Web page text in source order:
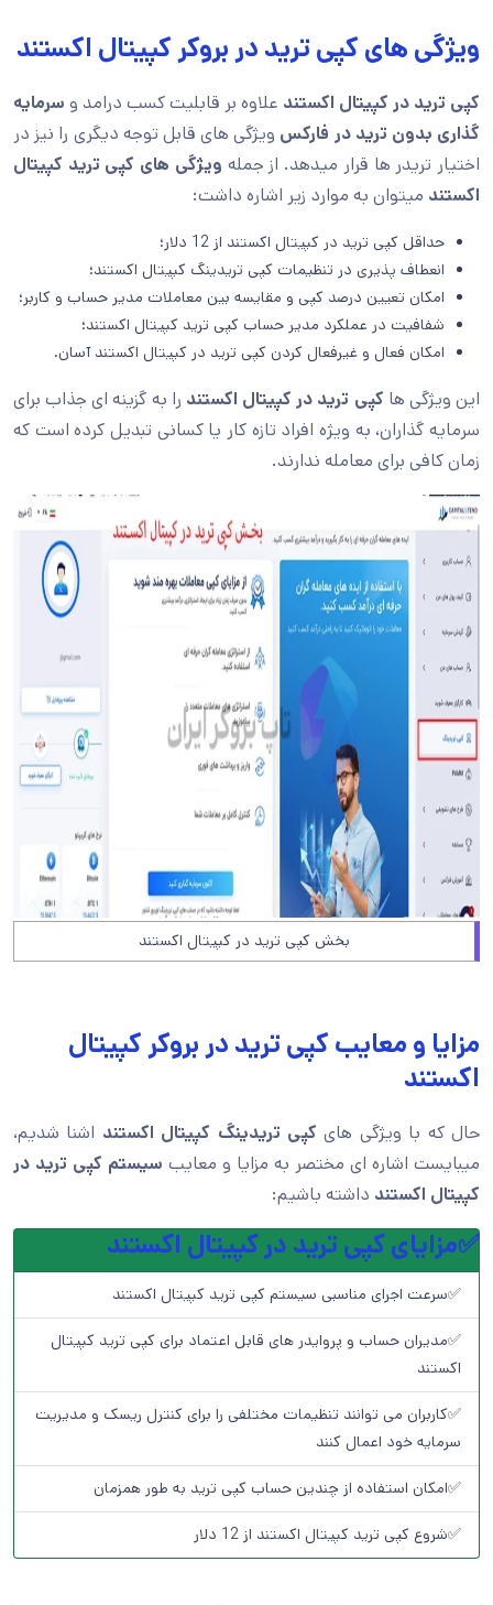
ویژگی های کپی ترید در بروکر کپیتال اکستند
کپی ترید در کپیتال اکستند علاوه بر قابلیت کسب درامد و سرمایه
گذاری بدون ترید در فارکس ویژگی های قابل توجه دیگری را نیز در
اختیار تریدر ها قرار میدهد. از جمله ویژگی های کپی ترید کپیتال
اکستند میتوان به موارد زیر اشاره داشت:
حداقل کپی ترید در کپیتال اکستند از 12 دلار؛
انعطاف پذیری در تنظیمات کپی تریدینگ کپیتال اکستند؛
امکان تعیین درصد کپی و مقایسه بین معاملات مدیر حساب و کاربر؛
شفافیت در عملکرد مدیر حساب کپی ترید کپیتال اکستند؛
امکان فعال و غیرفعال کردن کپی ترید در کپیتال اکستند آسان.
این ویژگی ها کپی ترید در کپیتال اکستند را به گزینه ای جذاب برای
سرمایه گذاران، به ویژه افراد تازه کار یا کسانی تبدیل کرده است که
زمان کافی برای معامله ندارند.
بخش کپی ترید در کپیتال اکستند
مزایا و معایب کپی ترید در بروکر کپیتال
اکستند
حال که با ویژگی های کپی تریدینگ کپیتال اکستند اشنا شدیم،
میبایست اشاره ای مختصر به مزایا و معایب سیستم کپی ترید در
کپیتال اکستند داشته باشیم:
✅مزایای کپی ترید در کپیتال اکستند
✅سرعت اجرای مناسبی سیستم کپی ترید کپیتال اکستند
✅مدیران حساب و پروایدر های قابل اعتماد برای کپی ترید کپیتال
اکستند
✅کاربران می توانند تنظیمات مختلفی را برای کنترل ریسک و مدیریت
سرمایه خود اعمال کنند
✅امکان استفاده از چندین حساب کپی ترید به طور همزمان
✅شروع کپی ترید کپیتال اکستند از 12 دلار